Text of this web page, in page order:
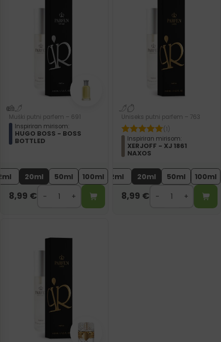
Muški putni parfem – 691
Inspiriran mirisom:
HUGO BOSS - BOSS
BOTTLED
20ml 50ml 100ml
8,99 €
Uniseks putni parfem – 763
(1)
Inspiriran mirisom:
XERJOFF - XJ 1861
NAXOS
2ml 20ml 50ml 100ml
8,99 €